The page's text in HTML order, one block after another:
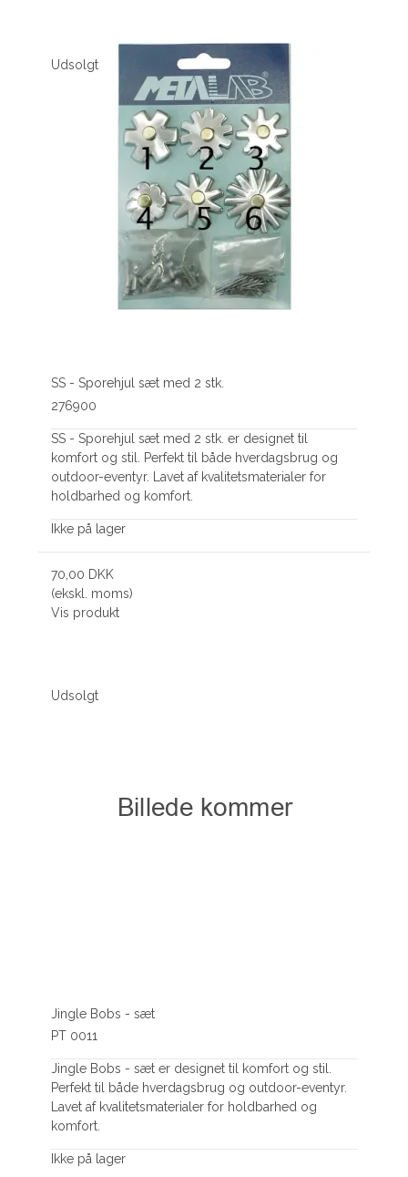
Udsolgt
SS - Sporehjul sæt med 2 stk.
276900
SS - Sporehjul sæt med 2 stk. er designet til
komfort og stil. Perfekt til både hverdagsbrug og
outdoor-eventyr. Lavet af kvalitetsmaterialer for
holdbarhed og komfort.
Ikke på lager
70,00 DKK
(ekskl. moms)
Vis produkt
Udsolgt
Jingle Bobs - sæt
PT 0011
Jingle Bobs - sæt er designet til komfort og stil.
Perfekt til både hverdagsbrug og outdoor-eventyr.
Lavet af kvalitetsmaterialer for holdbarhed og
komfort.
Ikke på lager